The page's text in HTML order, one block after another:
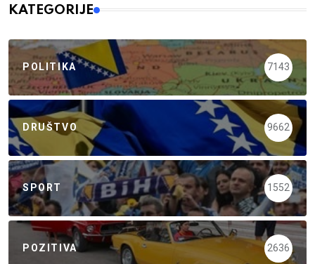
KATEGORIJE
POLITIKA 7143
DRUŠTVO 9662
SPORT 1552
POZITIVA 2636